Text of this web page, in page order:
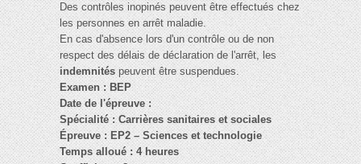
Des contrôles inopinés peuvent être effectués chez
les personnes en arrêt maladie.
En cas d'absence lors d'un contrôle ou de non
respect des délais de déclaration de l'arrêt, les
indemnitéspeuvent être suspendues.
Examen : BEP
Date de l'épreuve :
Spécialité : Carrières sanitaires et sociales
Épreuve : EP2 – Sciences et technologie
Temps alloué : 4 heures